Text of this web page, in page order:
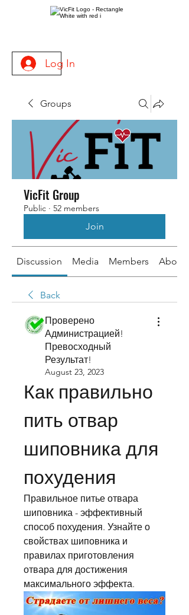
Log In
Groups
VicFit Group
Public · 52 members
Join
Discussion Media Members About
Back
Проверено
Администрацией!
Превосходный
Результат!
August 23, 2023
Как правильно
пить отвар
шиповника для
похудения
Правильное питье отвара
шиповника - эффективный
способ похудения. Узнайте о
свойствах шиповника и
правилах приготовления
отвара для достижения
максимального эффекта.